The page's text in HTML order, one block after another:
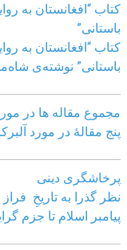
کتاب “افغانستان به
باستانی”
کتاب “افغانستان به
باستانی” نوشته‌ی
مجموع مقاله ها در
پنج مقالهٔ در مورد
پرخاشگری دینی
نظر گذرا به تاریخِ
پیامبر اسلام تا جزم